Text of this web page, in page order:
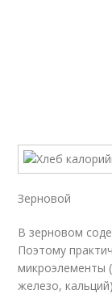
Зерновой
В зерновом
Поэтому
микроэлементы
железо,